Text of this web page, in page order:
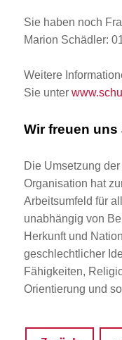
Sie haben noch
Marion Schädler:
Weitere
Sie unter
Wir freuen uns
Die Umsetzung
Organisation hat
Arbeitsumfeld für
unabhängig von
Herkunft und
geschlechtlicher
Fähigkeiten,
Orientierung und